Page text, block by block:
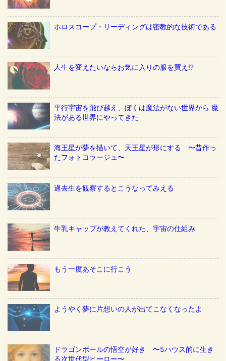
ホロスコープ・リーディングは密教的な技術である
人生を変えたいならお気に入りの服を買え!?
平行宇宙を飛び越え、ぼくは魔法がない世界から 魔
法がある世界にやってきた
海王星が夢を描いて、天王星が形にする 〜昔作っ
たフォトコラージュ〜
過去生を観察するとこうなってみえる
牛乳キャップが教えてくれた、宇宙の仕組み
もう一度あそこに行こう
ようやく夢に片想いの人が出てこなくなったよ
ドラゴンボールの悟空が好き 〜5ハウス的に生き
る次世代型ヒーロー〜